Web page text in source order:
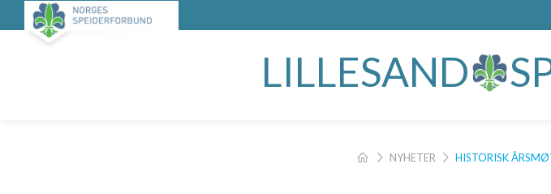
LILLESAND
NYHETER HISTORISK